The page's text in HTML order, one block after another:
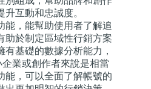
互動和忠誠度。
能，能幫助使用者了解追
助於制定區域性行銷方案
有基礎的數據分析能力，
企業或創作者來說是相當
能，可以全面了解帳號的